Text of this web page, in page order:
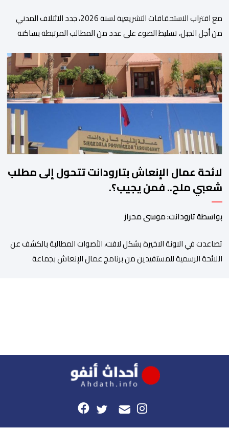
مع اقتراب الاستحقاقات التشريعية لسنة 2026، جدد الائتلاف المدني
من أجل الجبل، تسليط الضوء على عدد من المطالب المرتبطة بساكنة
فيها الأحزاب السياسية، إلى ادراج 10 التزامات ضمن برامجها الانتخابية
المنتظرة، في إطار تعاقد سياسي مع المناطق الجبلية والانتقال من
الوعود الانتخابية إلى التزامات عملية […]
لائحة عمال الإنعاش بتارودانت تتحول إلى مطلب
شعبي ملح.. فمن يجيب؟.
بواسطة تارودانت: موسى محراز
تصاعدت في الاونة الاخيرة بشكل لافت، الأصوات المطالبة بالكشف عن
اللائحة الرسمية للمستفيدين من برنامج عمال الإنعاش بجماعة